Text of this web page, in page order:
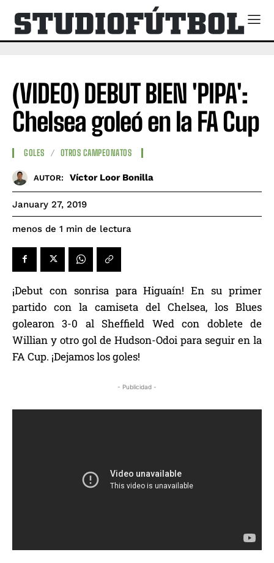
(VIDEO) DEBUT BIEN 'PIPA':
Chelsea goleó en la FA Cup
GOLES OTROS CAMPEONATOS
AUTOR: Víctor Loor Bonilla
January 27, 2019
menos de 1 min de lectura
¡Debut con sonrisa para Higuaín! En su primer
partido con la camiseta del Chelsea, los Blues
golearon 3-0 al Sheffield Wed con doblete de
Willian y otro gol de Hudson-Odoi para seguir en la
FA Cup. ¡Dejamos los goles!
- Publicidad -